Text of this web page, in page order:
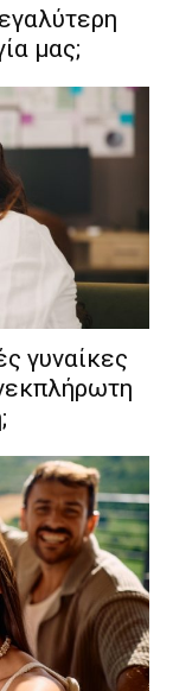
μας;
γυναίκες